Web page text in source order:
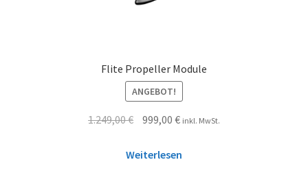
Flite Propeller Module
ANGEBOT!
1.249,00€ 999,00 € inkl. MwSt.
Weiterlesen